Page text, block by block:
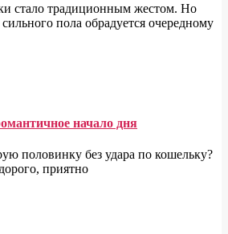
стало традиционным жестом. Но
пола обрадуется очередному
начало дня
половинку без удара по кошельку?
приятно